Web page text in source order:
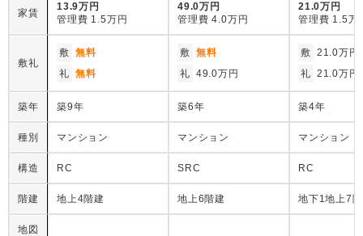
家賃
13.9万円
管理費 1.5万円
49.0万円
管理費 4.0万円
21.0万円
管理費 1.5万
敷礼
敷 無料
礼 無料
敷 無料
礼 49.0万円
敷 21.0万円
礼 21.0万円
築年 築9年 築6年 築4年
種別 マンション マンション マンション
構造 RC SRC RC
階建 地上4階建 地上6階建 地下1地上7
地図